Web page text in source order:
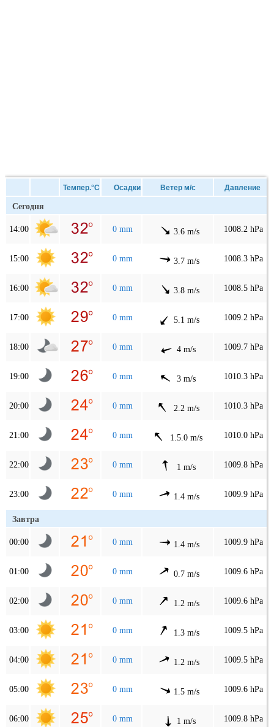
Темпер.°C Осадки Ветер м/с Давление
Сегодня
14:00 0 mm 3.6 m/s 1008.2 hPa
15:00 0 mm 3.7 m/s 1008.3 hPa
16:00 0 mm 3.8 m/s 1008.5 hPa
17:00 0 mm 5.1 m/s 1009.2 hPa
18:00 0 mm 4 m/s 1009.7 hPa
19:00 0 mm 3 m/s 1010.3 hPa
20:00 0 mm 2.2 m/s 1010.3 hPa
21:00 0 mm 1.5.0 m/s 1010.0 hPa
22:00 0 mm 1 m/s 1009.8 hPa
23:00 0 mm 1.4 m/s 1009.9 hPa
Завтра
00:00 0 mm 1.4 m/s 1009.9 hPa
01:00 0 mm 0.7 m/s 1009.6 hPa
02:00 0 mm 1.2 m/s 1009.6 hPa
03:00 0 mm 1.3 m/s 1009.5 hPa
04:00 0 mm 1.2 m/s 1009.5 hPa
05:00 0 mm 1.5 m/s 1009.6 hPa
06:00 0 mm 1 m/s 1009.8 hPa